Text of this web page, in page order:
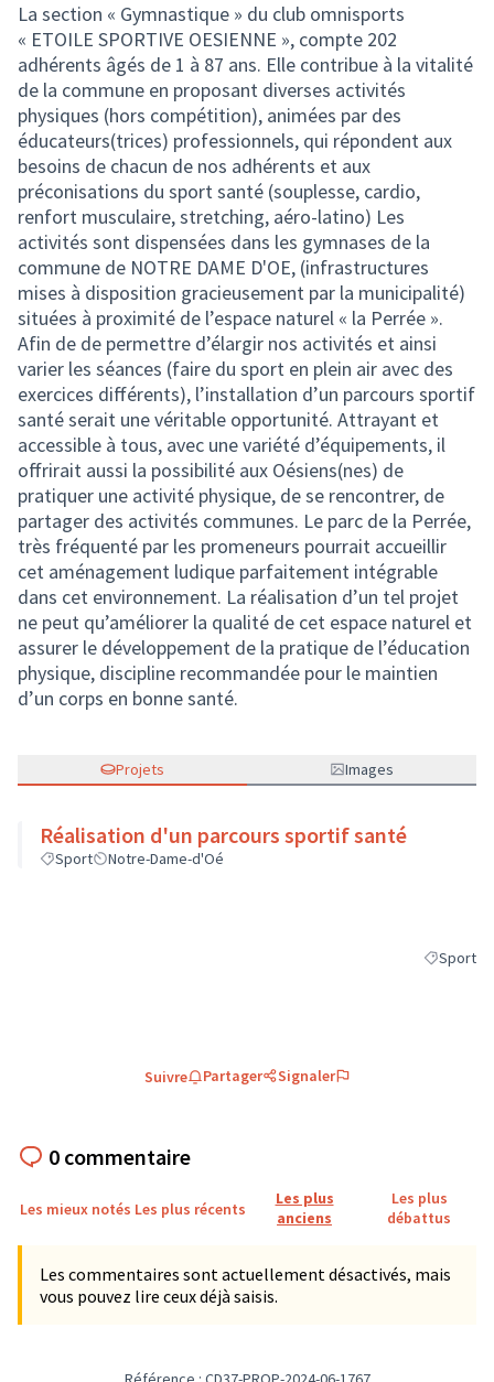
La section « Gymnastique » du club omnisports
« ETOILE SPORTIVE OESIENNE », compte 202
adhérents âgés de 1 à 87 ans. Elle contribue à la vitalité
de la commune en proposant diverses activités
physiques (hors compétition), animées par des
éducateurs(trices) professionnels, qui répondent aux
besoins de chacun de nos adhérents et aux
préconisations du sport santé (souplesse, cardio,
renfort musculaire, stretching, aéro-latino) Les
activités sont dispensées dans les gymnases de la
commune de NOTRE DAME D'OE, (infrastructures
mises à disposition gracieusement par la municipalité)
situées à proximité de l’espace naturel « la Perrée ».
Afin de de permettre d’élargir nos activités et ainsi
varier les séances (faire du sport en plein air avec des
exercices différents), l’installation d’un parcours sportif
santé serait une véritable opportunité. Attrayant et
accessible à tous, avec une variété d’équipements, il
offrirait aussi la possibilité aux Oésiens(nes) de
pratiquer une activité physique, de se rencontrer, de
partager des activités communes. Le parc de la Perrée,
très fréquenté par les promeneurs pourrait accueillir
cet aménagement ludique parfaitement intégrable
dans cet environnement. La réalisation d’un tel projet
ne peut qu’améliorer la qualité de cet espace naturel et
assurer le développement de la pratique de l’éducation
physique, discipline recommandée pour le maintien
d’un corps en bonne santé.
Projets Images
Réalisation d'un parcours sportif santé
Sport Notre-Dame-d'Oé
Filtrer les
Sport
Suivre Partager Signaler
0 commentaire
Les mieux notés Les plus récents
Les plus
anciens
Les plus
débattus
Les commentaires sont actuellement désactivés, mais
vous pouvez lire ceux déjà saisis.